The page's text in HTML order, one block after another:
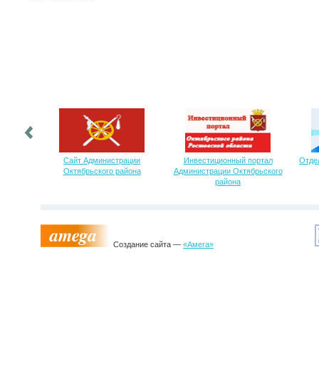
Сайт Администрации
Октябрьского района
Инвестиционный портал
Администрации Октябрьского
района
Создание сайта —«Амега»